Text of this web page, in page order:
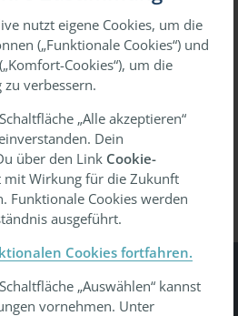
oder
Link anmelden
Wiederherstellen
nutzt eigene Cookies, um die
(„Funktionale Cookies“) und
Cookies“), um die
zu verbessern.
„Alle akzeptieren“
Dein
über den Link Cookie-
mit Wirkung für die Zukunft
Funktionale Cookies werden
ausgeführt.
Cookies fortfahren.
„Auswählen“ kannst
vornehmen. Unter